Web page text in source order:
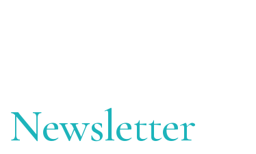
Newsletter